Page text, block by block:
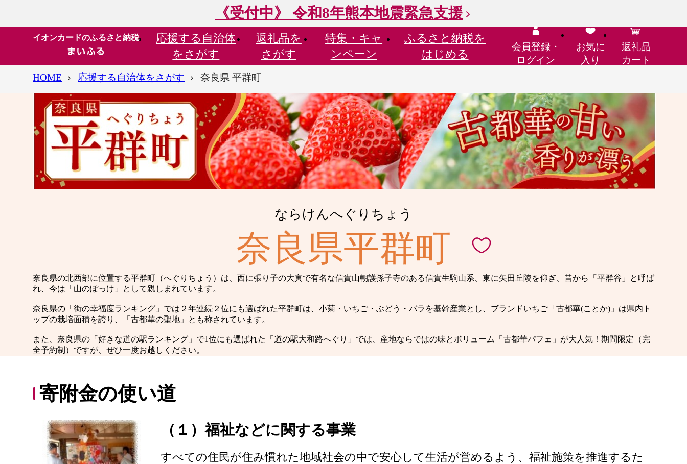
《受付中》 令和8年熊本地震緊急支援
イオンカードのふるさと納税 応援する 自治体
をさがす
返礼品を
さがす
特集・ キャ
ンペーン
ふるさと納税を
はじめる
会員登録・
ログイン
お気に
入り
返礼品
カート
HOME
応援する自治体をさがす 奈良県 平群町
ならけんへぐりちょう
奈良県平群町
奈良県の北西部に位置する平群町（へぐりちょう）は、西に張り子の大寅で有名な信貴山朝護孫子寺のある信貴生駒山系、東に矢田丘陵を仰ぎ、昔から「平群谷」と呼ば
れ、今は「山のぽっけ」として親しまれています。
奈良県の「街の幸福度ランキング」では２年連続２位にも選ばれた平群町は、小菊・いちご・ぶどう・バラを基幹産業とし、ブランドいちご「古都華(ことか)」は県内ト
ップの栽培面積を誇り、「古都華の聖地」とも称されています。
また、奈良県の「好きな道の駅ランキング」で1位にも選ばれた「道の駅大和路へぐり」では、産地ならではの味とボリューム「古都華パフェ」が大人気！期間限定（完
全予約制）ですが、ぜひ一度お越しください。
寄附金の使い道
（１）福祉などに関する事業
すべての住民が住み慣れた地域社会の中で安心して生活が営めるよう、福祉施策を推進するた